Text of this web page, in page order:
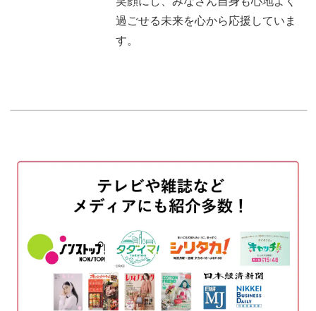
今日のテーマを1分で録音する 15:44
過ごせる未来を心から応援していま
す。